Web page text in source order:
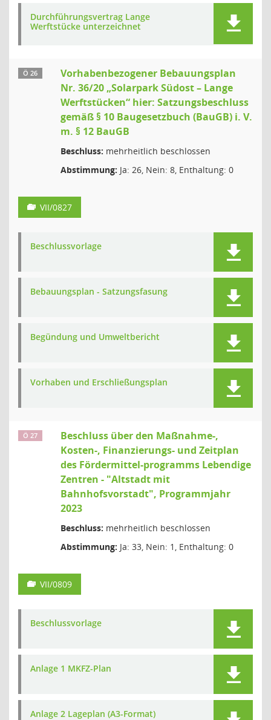
Durchführungsvertrag Lange
Werftstücke unterzeichnet
Ö 26
Vorhabenbezogener Bebauungsplan
Nr. 36/20 „Solarpark Südost – Lange
Werftstücken“ hier: Satzungsbeschluss
gemäß § 10 Baugesetzbuch (BauGB) i. V.
m. § 12 BauGB
Beschluss: mehrheitlich beschlossen
Abstimmung: Ja: 26, Nein: 8, Enthaltung: 0
VII/0827
Beschlussvorlage
Bebauungsplan - Satzungsfasung
Begündung und Umweltbericht
Vorhaben und Erschließungsplan
Ö 27
Beschluss über den Maßnahme-,
Kosten-, Finanzierungs- und Zeitplan
des Fördermittel-programms Lebendige
Zentren - "Altstadt mit
Bahnhofsvorstadt", Programmjahr
2023
Beschluss: mehrheitlich beschlossen
Abstimmung: Ja: 33, Nein: 1, Enthaltung: 0
VII/0809
Beschlussvorlage
Anlage 1 MKFZ-Plan
Anlage 2 Lageplan (A3-Format)